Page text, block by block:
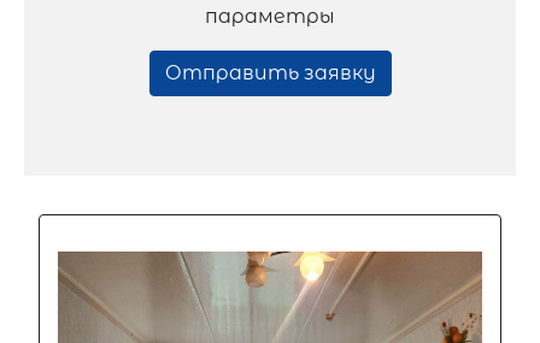
параметры
Отправить заявку